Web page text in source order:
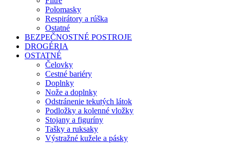
Polomasky
Respirátory a rúška
Ostatné
BEZPEČNOSTNÉ POSTROJE
DROGÉRIA
OSTATNÉ
Čelovky
Cestné bariéry
Doplnky
Nože a doplnky
Odstránenie tekutých látok
Podložky a kolenné vložky
Stojany a figuríny
Tašky a ruksaky
Výstražné kužele a pásky